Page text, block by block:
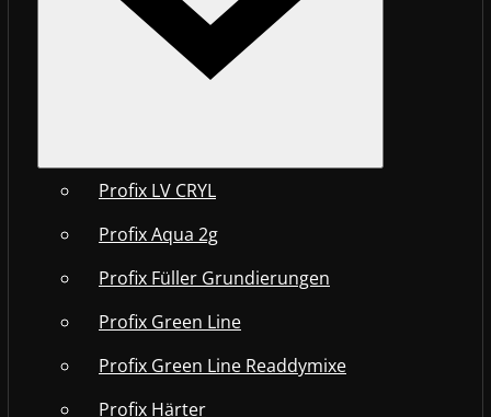
Profix LV CRYL
Profix Aqua 2g
Profix Füller Grundierungen
Profix Green Line
Profix Green Line Readdymixe
Profix Härter